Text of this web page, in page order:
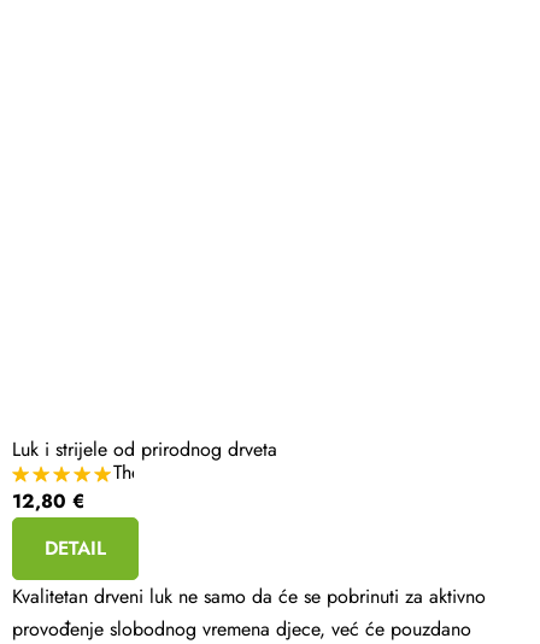
Luk i strijele od prirodnog drveta
The
rating
out
of
5
stars.
12,80 €
DETAIL
Kvalitetan drveni luk ne samo da će se pobrinuti za aktivno
provođenje slobodnog vremena djece, već će pouzdano